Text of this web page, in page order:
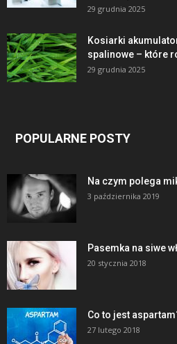
29 grudnia 2025
Kosiarki
spalinowe – które
29 grudnia 2025
POPULARNE POSTY
Na czym polega
3 października 2019
Pasemka na siwe
20 stycznia 2018
Co to jest
27 lutego 2018